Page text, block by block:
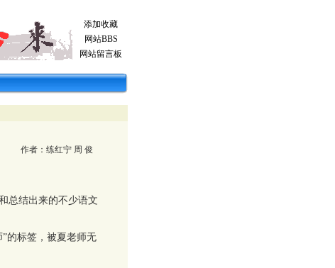
添加收藏
网站BBS
网站留言板
作者： 练红宁 周 俊
总结出来的不少语文
的标签，被夏老师无